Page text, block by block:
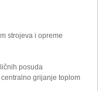
strojeva i opreme
posuda
grijanje toplom